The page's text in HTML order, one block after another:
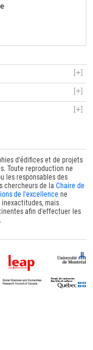
d'édifices et de projets
Toute reproduction ne
les responsables des
chercheurs de laChaire de
de l'excellence ne
mais
afin d'effectuer les